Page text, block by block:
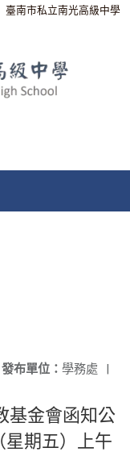
臺南市私立南光高級中學
發布單位： 學務處 |
基金會函知公
星期五）上午